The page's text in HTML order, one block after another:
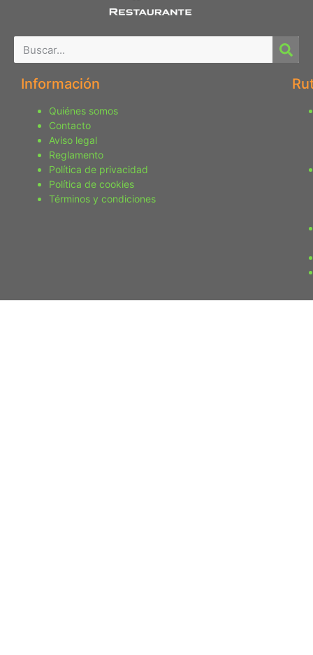
Información
Quiénes somos
Contacto
Aviso legal
Reglamento
Política de privacidad
Política de cookies
Términos y condiciones